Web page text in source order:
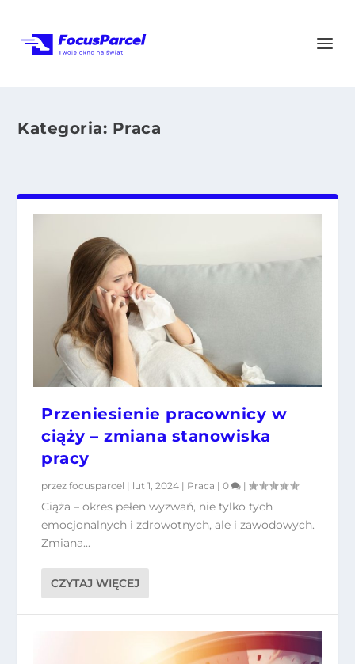
Kategoria: Praca
Przeniesienie pracownicy w
ciąży – zmiana stanowiska
pracy
przezfocusparcel | lut 1, 2024 | Praca |0 |
Ciąża – okres pełen wyzwań, nie tylko tych
emocjonalnych i zdrowotnych, ale i zawodowych.
Zmiana...
CZYTAJ WIĘCEJ